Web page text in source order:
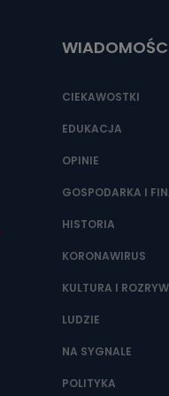
Jakie
Państwa (lub
źródeł
oraz partnerzy
Jak
Można to
CIEKAWOSTKI
EDUKACJA
OPINIE
GOSPODARKA I
HISTORIA
KORONAWIRUS
KULTURA I
LUDZIE
NA SYGNALE
POLITYKA